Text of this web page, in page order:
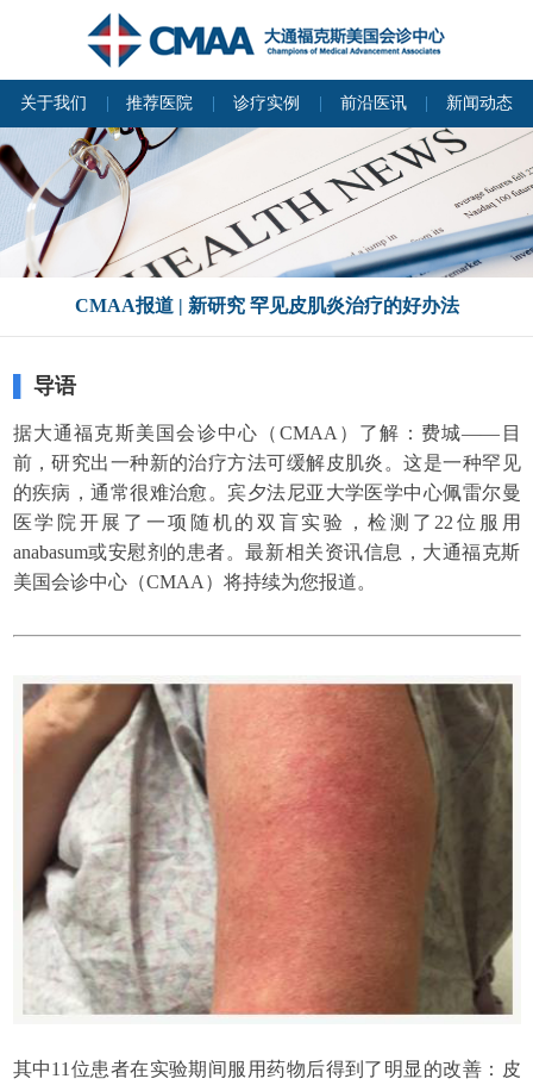
关于我们 推荐医院 诊疗实例 前沿医讯 新闻动态
CMAA报道 | 新研究 罕见皮肌炎治疗的好办法
导语
据大通福克斯美国会诊中心（CMAA）了解：费城——目
前，研究出一种新的治疗方法可缓解皮肌炎。这是一种罕见
的疾病，通常很难治愈。 宾夕法尼亚大学医学中心佩雷尔曼
医学院开展了一项随机的双盲实验，检测了22位服用
anabasum或安慰剂的患者。最新相关资讯信息，大通福克斯
美国会诊中心（CMAA）将持续为您报道。
其中11位患者在实验期间服用药物后得到了明显的改善：皮